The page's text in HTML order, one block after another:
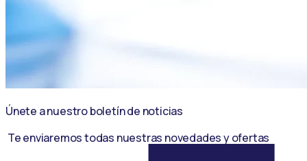
Únete a nuestro boletín de noticias
Te enviaremos todas nuestras novedades y ofertas